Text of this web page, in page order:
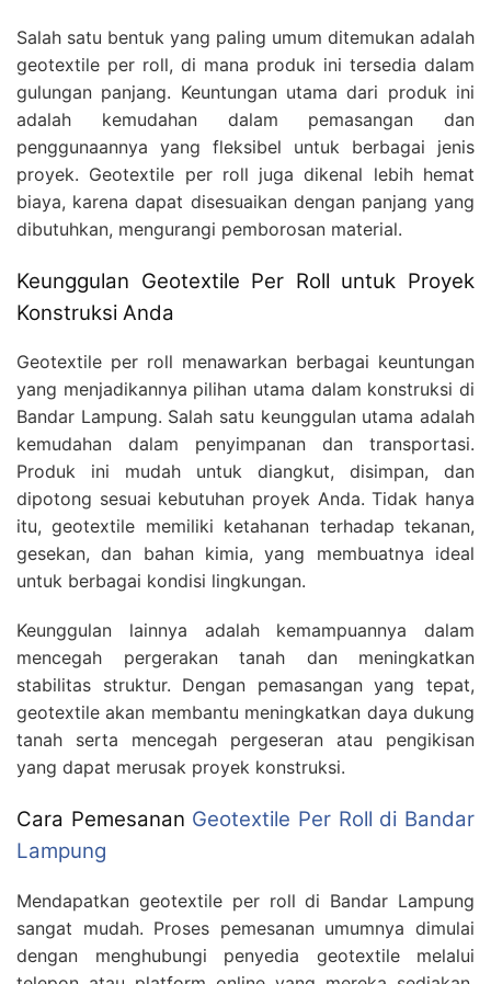
Salah satu bentuk yang paling umum ditemukan adalah
geotextile per roll, di mana produk ini tersedia dalam
gulungan panjang. Keuntungan utama dari produk ini
adalah kemudahan dalam pemasangan dan
penggunaannya yang fleksibel untuk berbagai jenis
proyek. Geotextile per roll juga dikenal lebih hemat
biaya, karena dapat disesuaikan dengan panjang yang
dibutuhkan, mengurangi pemborosan material.
Keunggulan Geotextile Per Roll untuk Proyek
Konstruksi Anda
Geotextile per roll menawarkan berbagai keuntungan
yang menjadikannya pilihan utama dalam konstruksi di
Bandar Lampung. Salah satu keunggulan utama adalah
kemudahan dalam penyimpanan dan transportasi.
Produk ini mudah untuk diangkut, disimpan, dan
dipotong sesuai kebutuhan proyek Anda. Tidak hanya
itu, geotextile memiliki ketahanan terhadap tekanan,
gesekan, dan bahan kimia, yang membuatnya ideal
untuk berbagai kondisi lingkungan.
Keunggulan lainnya adalah kemampuannya dalam
mencegah pergerakan tanah dan meningkatkan
stabilitas struktur. Dengan pemasangan yang tepat,
geotextile akan membantu meningkatkan daya dukung
tanah serta mencegah pergeseran atau pengikisan
yang dapat merusak proyek konstruksi.
Cara Pemesanan Geotextile Per Roll di Bandar
Lampung
Mendapatkan geotextile per roll di Bandar Lampung
sangat mudah. Proses pemesanan umumnya dimulai
dengan menghubungi penyedia geotextile melalui